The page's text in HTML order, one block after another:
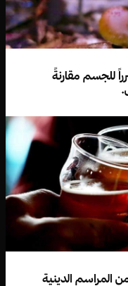
للجسم مقارنةً
المراسم الدينية